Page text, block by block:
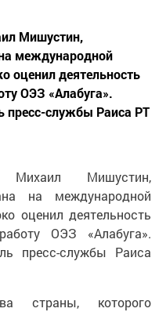
Мишустин,
международной
деятельность
ОЭЗ «Алабуга».
пресс-службы Раиса РТ
Михаил Мишустин,
на международной
оценил деятельность
ОЭЗ «Алабуга».
пресс-службы Раиса
страны, которого